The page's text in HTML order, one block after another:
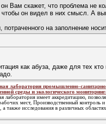
Вам скажет, что проблема не
чтобы он видел в них смысл. А
на заполнение
как абуза, даже для тех
лаборатория промышленно-
среды и экологического
лаборатория имеет аккредитацию,
мест, Производственный контроль
а также исследования в различных